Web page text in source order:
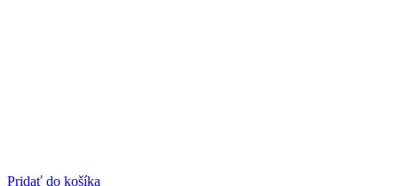
Pridať do košíka